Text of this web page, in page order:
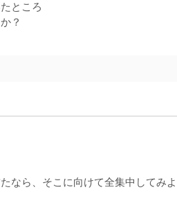
ところ
？
なら、そこに向けて全集中してみ